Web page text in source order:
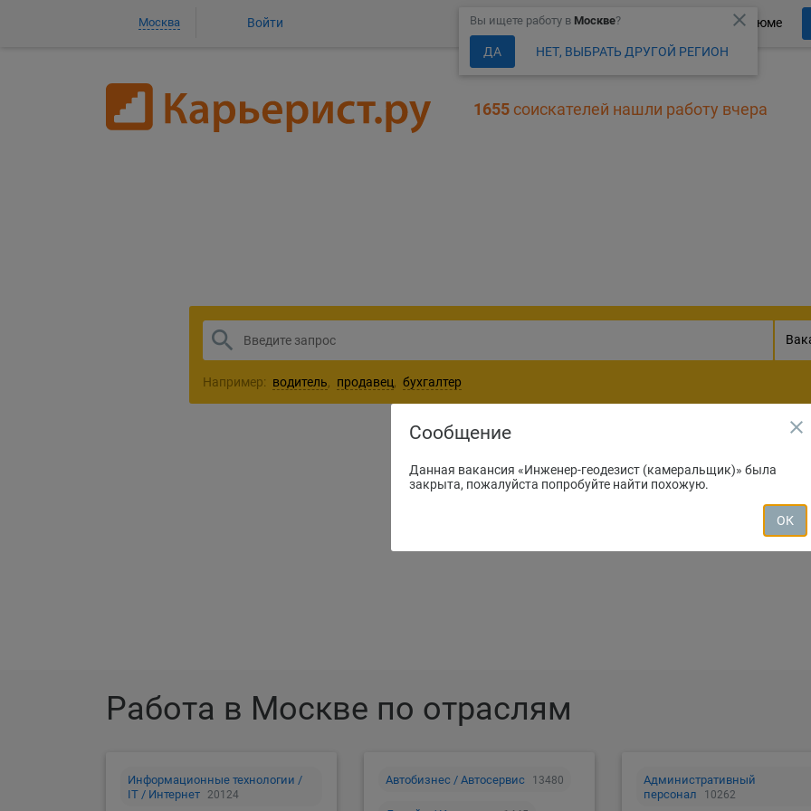
Москва Войти Более 150 000 компаний ждут Ваше резюме
close
Вы ищете работу в Москве?
ДА НЕТ, ВЫБРАТЬ ДРУГОЙ РЕГИОН
1655 соискателей нашли работу вчера
Например: водитель, продавец, бухгалтер
Создать
Работа в Москве по отраслям
Информационные технологии /
IT / Интернет
20124
Автобизнес / Автосервис 13480
Административный
персонал
10262
close
Сообщение
Данная вакансия «Инженер-геодезист (камеральщик)» была
закрыта, пожалуйста попробуйте найти похожую.
ОК